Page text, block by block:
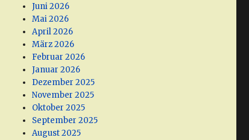
Juni 2026
Mai 2026
April 2026
März 2026
Februar 2026
Januar 2026
Dezember 2025
November 2025
Oktober 2025
September 2025
August 2025